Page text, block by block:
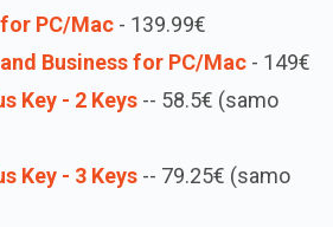
PC/Mac - 139.99€
Business for PC/Mac - 149€
Key - 2 Keys -- 58.5€ (samo
Key - 3 Keys -- 79.25€ (samo